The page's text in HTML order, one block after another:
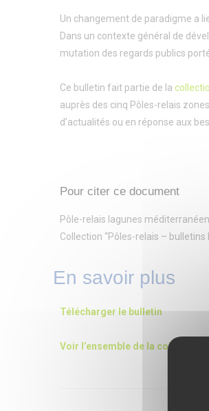
Un changement de paradigme a
Dans un contexte général de
mutation des regards publics
Ce bulletin fait partie de la
auprès des cinq Pôles-relais
d’actualités ou en réponse aux
Pour citer ce document
Pôle-relais lagunes
Collection “Pôles-relais – bulletins
En savoir plus
Télécharger le bulletin
Voir l’ensemble de la collection